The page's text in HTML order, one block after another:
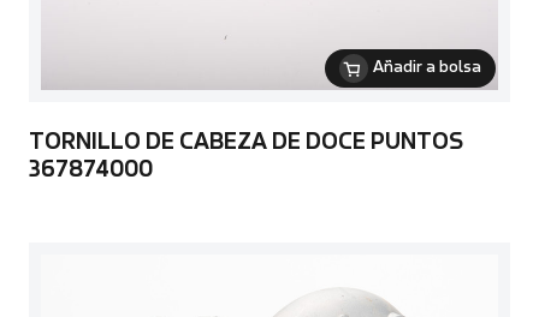
Añadir a bolsa
TORNILLO DE CABEZA DE DOCE PUNTOS
367874000